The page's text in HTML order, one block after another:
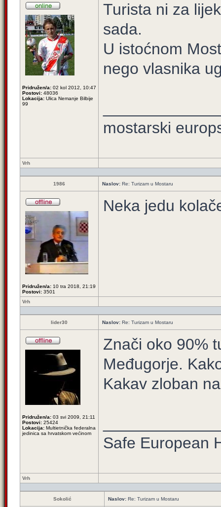
Pridružen/a: 02 kol 2012, 10:47
Postovi: 48036
Lokacija: Ulica Nemanje Bilbije
99
Turista ni za
sada.
U istoćnom
nego vlasnika
mostarski
Vrh
1986 Naslov: Re: Turizam u Mostaru
Pridružen/a: 10 tra 2018, 21:19
Postovi: 3501
Neka jedu
Vrh
lider30 Naslov: Re: Turizam u Mostaru
Pridružen/a: 03 svi 2009, 21:11
Postovi: 25424
Lokacija: Multietnička federalna
jedinica sa hrvatskom većinom
Znači oko 90%
Međugorje.
Kakav zloban
Safe European
Vrh
Sokolić Naslov: Re: Turizam u Mostaru